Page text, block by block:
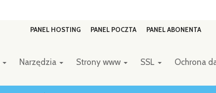
PANEL ABONENTA
PANEL POCZTA
PANEL HOSTING
Narzędzia Strony www SSL Ochrona